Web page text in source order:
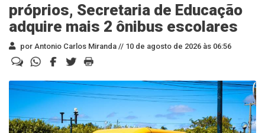
próprios, Secretaria de Educação
adquire mais 2 ônibus escolares
por Antonio Carlos Miranda // 10 de agosto de 2026 às 06:56